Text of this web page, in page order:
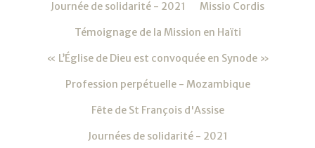
Journée de solidarité - 2021 Missio Cordis
Témoignage de la Mission en Haïti
« L’Église de Dieu est convoquée en Synode »
Profession perpétuelle - Mozambique
Fête de St François d'Assise
Journées de solidarité - 2021